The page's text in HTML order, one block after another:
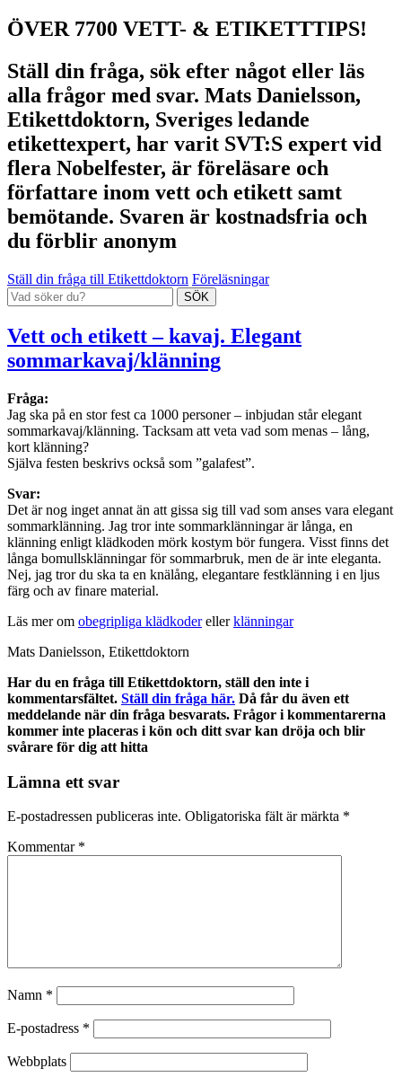
ÖVER 7700 VETT- & ETIKETTTIPS!
Ställ din fråga, sök efter något eller läs
alla frågor med svar. Mats Danielsson,
Etikettdoktorn, Sveriges ledande
etikettexpert, har varit SVT:S expert vid
flera Nobelfester, är föreläsare och
författare inom vett och etikett samt
bemötande. Svaren är kostnadsfria och
du förblir anonym
Ställ din fråga till Etikettdoktorn Föreläsningar
Vett och etikett – kavaj. Elegant
sommarkavaj/klänning
Fråga:
Jag ska på en stor fest ca 1000 personer – inbjudan står elegant
sommarkavaj/klänning. Tacksam att veta vad som menas – lång,
kort klänning?
Själva festen beskrivs också som ”galafest”.
Svar:
Det är nog inget annat än att gissa sig till vad som anses vara elegant
sommarklänning. Jag tror inte sommarklänningar är långa, en
klänning enligt klädkoden mörk kostym bör fungera. Visst finns det
långa bomullsklänningar för sommarbruk, men de är inte eleganta.
Nej, jag tror du ska ta en knälång, elegantare festklänning i en ljus
färg och av finare material.
Läs mer om obegripliga klädkoderellerklänningar
Mats Danielsson, Etikettdoktorn
Har du en fråga till Etikettdoktorn, ställ den inte i
kommentarsfältet. Ställ din fråga här. Då får du även ett
meddelande när din fråga besvarats. Frågor i kommentarerna
kommer inte placeras i kön och ditt svar kan dröja och blir
svårare för dig att hitta
Lämna ett svar
E-postadressen publiceras inte. Obligatoriska fält är märkta *
Kommentar *
Namn *
E-postadress *
Webbplats